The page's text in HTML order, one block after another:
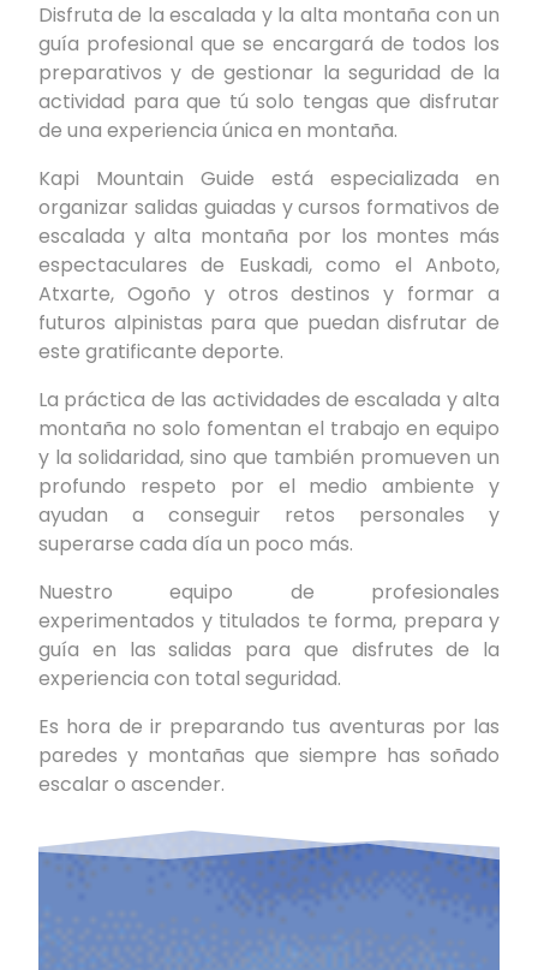
Disfruta de la escalada y la alta montaña con un
guía profesional que se encargará de todos los
preparativos y de gestionar la seguridad de la
actividad para que tú solo tengas que disfrutar
de una experiencia única en montaña.
Kapi Mountain Guide está especializada en
organizar salidas guiadas y cursos formativos de
escalada y alta montaña por los montes más
espectaculares de Euskadi, como el Anboto,
Atxarte, Ogoño y otros destinos y formar a
futuros alpinistas para que puedan disfrutar de
este gratificante deporte.
La práctica de las actividades de escalada y alta
montaña no solo fomentan el trabajo en equipo
y la solidaridad, sino que también promueven un
profundo respeto por el medio ambiente y
ayudan a conseguir retos personales y
superarse cada día un poco más.
Nuestro equipo de profesionales
experimentados y titulados te forma, prepara y
guía en las salidas para que disfrutes de la
experiencia con total seguridad.
Es hora de ir preparando tus aventuras por las
paredes y montañas que siempre has soñado
escalar o ascender.